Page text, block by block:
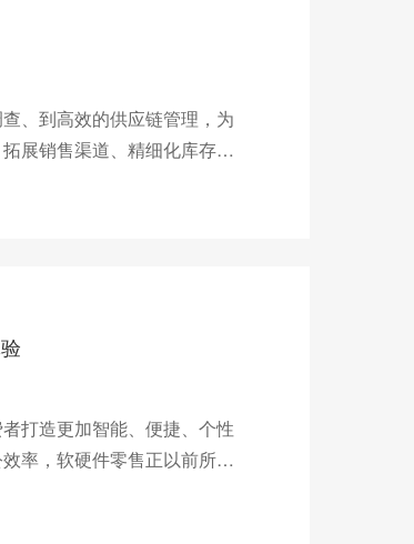
、到高效的供应链管理，为
展销售渠道、精细化库存与
打造更加智能、便捷、个性
率，软硬件零售正以前所未